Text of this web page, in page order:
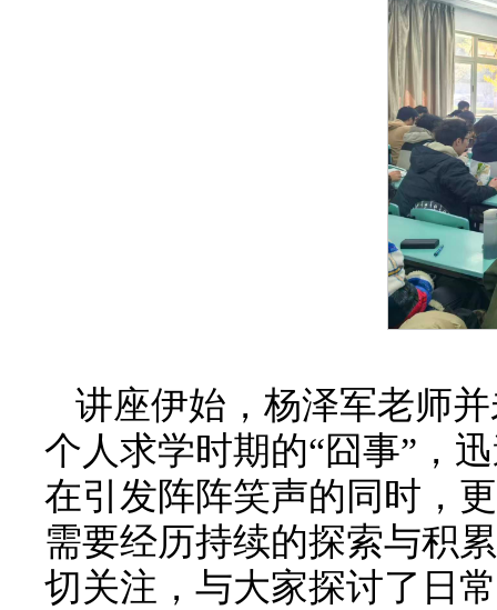
讲座伊始，杨泽军老师
个人求学时期的“囧事”，
在引发阵阵笑声的同时，
需要经历持续的探索与积
切关注，与大家探讨了日